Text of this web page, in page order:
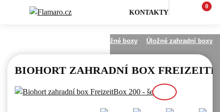
KONTAKTY
0
Zahradní domky a úložné boxy Úložné zahradní boxy
BIOHORT ZAHRADNÍ BOX